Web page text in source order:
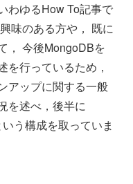
わゆるHow To記事で
味のある方や， 既に
， 今後MongoDBを
を行っているため，
アップに関する一般
を述べ，後半に
う構成を取っていま